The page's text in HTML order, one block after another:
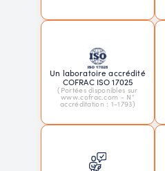
Un laboratoire accrédité
COFRAC ISO 17025
(Portées disponibles sur
www.cofrac.com - N°
accréditation : 1-1793)